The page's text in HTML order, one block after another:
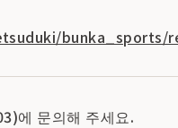
bunka_sports/
에 문의해 주세요.